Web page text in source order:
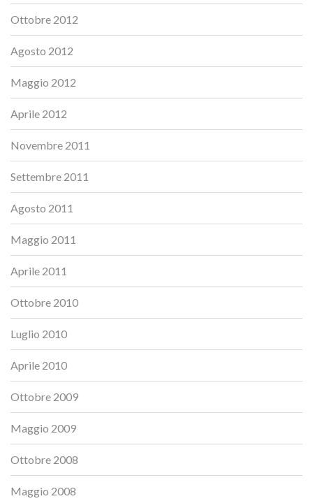
Ottobre 2012
Agosto 2012
Maggio 2012
Aprile 2012
Novembre 2011
Settembre 2011
Agosto 2011
Maggio 2011
Aprile 2011
Ottobre 2010
Luglio 2010
Aprile 2010
Ottobre 2009
Maggio 2009
Ottobre 2008
Maggio 2008